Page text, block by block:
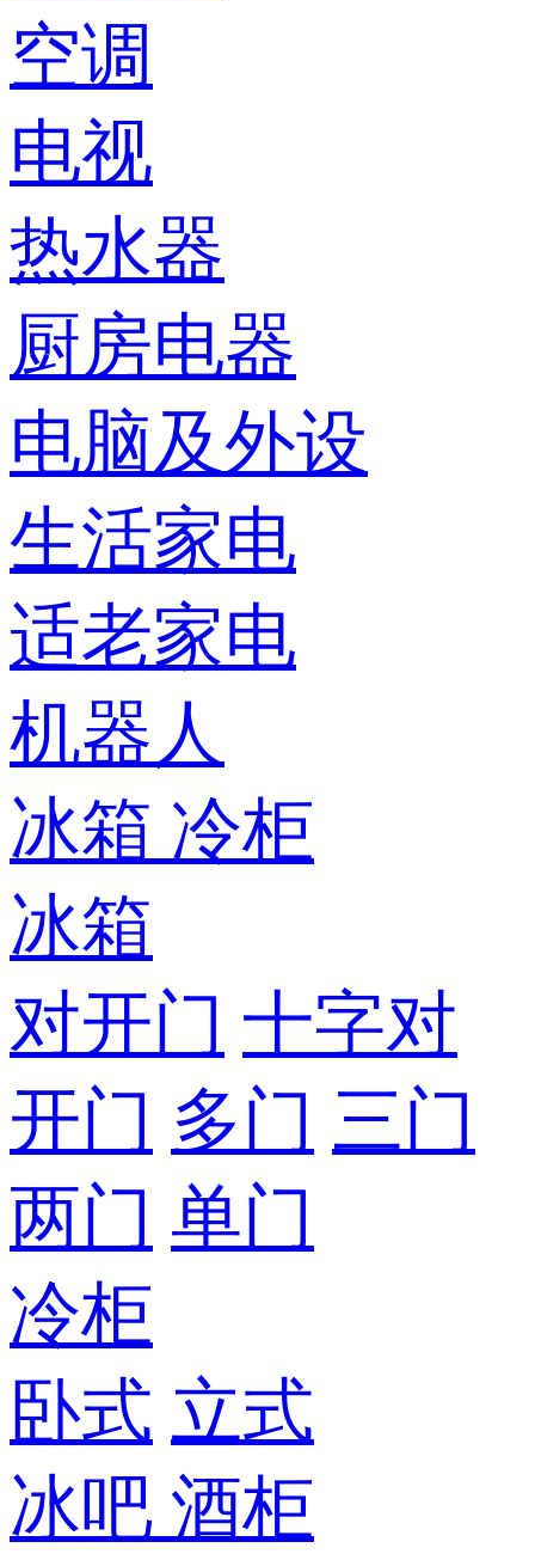
空调
电视
热水器
厨房电器
电脑及外设
生活家电
适老家电
机器人
冰箱 冷柜
冰箱
对开门 十字对
开门 多门 三门
两门 单门
冷柜
卧式 立式
冰吧 酒柜